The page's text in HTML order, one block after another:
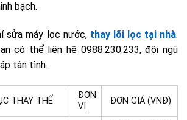
bạch.
sửa máy lọc nước, thay lõi lọc tại nhà.
có thể liên hệ 0988.230.233, đội ngũ
tận tình.
THAY THẾ
ĐƠN
VỊ
ĐƠN GIÁ (VNĐ)